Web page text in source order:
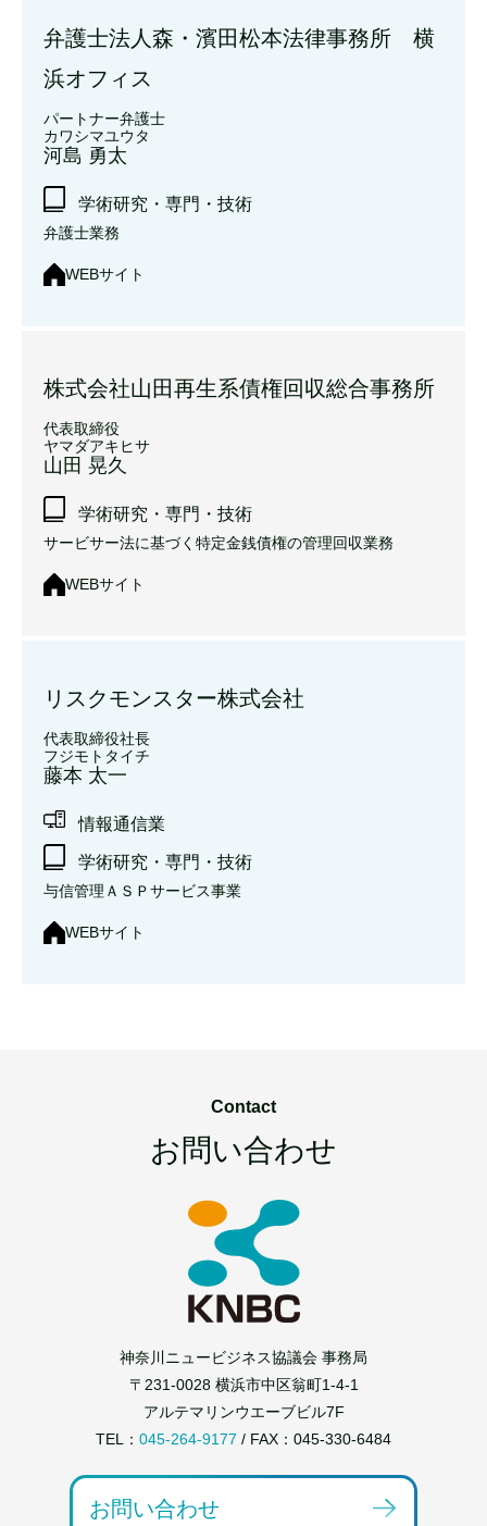
弁護士法人森・濱田松本法律事務所 横
浜オフィス
パートナー弁護士
カワシマユウタ
河島 勇太
学術研究・専門・技術
弁護士業務
WEBサイト
株式会社山田再生系債権回収総合事務所
代表取締役
ヤマダアキヒサ
山田 晃久
学術研究・専門・技術
サービサー法に基づく特定金銭債権の管理回収業務
WEBサイト
リスクモンスター株式会社
代表取締役社長
フジモトタイチ
藤本 太一
情報通信業
学術研究・専門・技術
与信管理ＡＳＰサービス事業
WEBサイト
Contact
お問い合わせ
神奈川ニュービジネス協議会 事務局
〒231-0028 横浜市中区翁町1-4-1
アルテマリンウエーブビル7F
TEL： 045-264-9177 / FAX：045-330-6484
お問い合わせ